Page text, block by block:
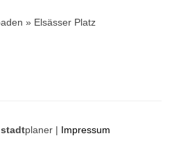
stadtplaner | Impressum